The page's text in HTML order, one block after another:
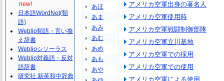
あほ
あま
あみ
あむ
あめ
あも
あや
アメリカ空軍出身の著名人
アメリカ空軍使用時
アメリカ空軍戦闘制御部隊
アメリカ空軍立川基地
アメリカ空軍での採用
アメリカ空軍での使用
アメリカ空軍による使用
new!
日本語WordNet(類
語)
Weblio類語・言い換
え辞書
Weblioシソーラス
Weblio対義語・反対
語辞書
研究社 新英和中辞典